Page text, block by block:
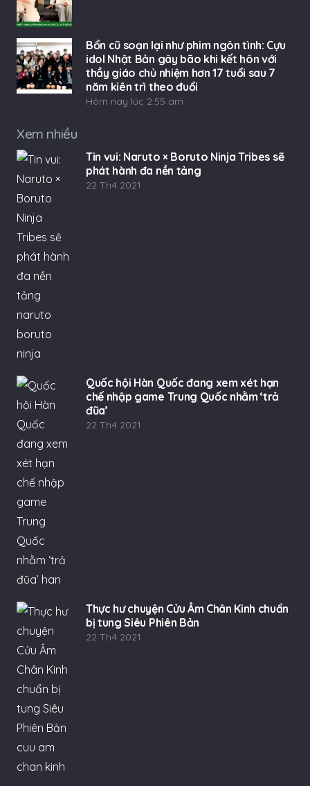
Bổn cũ soạn lại như phim ngôn tình: Cựu
idol Nhật Bản gây bão khi kết hôn với
thầy giáo chủ nhiệm hơn 17 tuổi sau 7
năm kiên trì theo đuổi
Hôm nay lúc 2:55 am
Xem nhiều
Tin vui: Naruto × Boruto Ninja Tribes sẽ
phát hành đa nền tảng
22 Th4 2021
Quốc hội Hàn Quốc đang xem xét hạn
chế nhập game Trung Quốc nhằm ‘trả
đũa’
22 Th4 2021
Thực hư chuyện Cửu Âm Chân Kinh chuẩn
bị tung Siêu Phiên Bản
22 Th4 2021